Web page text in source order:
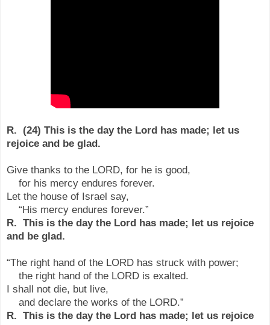
R. (24) This is the day the Lord has made; let us
rejoice and be glad.
Give thanks to the LORD, for he is good,
for his mercy endures forever.
Let the house of Israel say,
“His mercy endures forever.”
R. This is the day the Lord has made; let us rejoice
and be glad.
“The right hand of the LORD has struck with power;
the right hand of the LORD is exalted.
I shall not die, but live,
and declare the works of the LORD.”
R. This is the day the Lord has made; let us rejoice